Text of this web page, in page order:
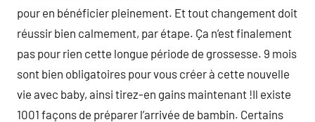
pour en bénéficier pleinement. Et tout changement doit
réussir bien calmement, par étape. Ça n’est finalement
pas pour rien cette longue période de grossesse. 9 mois
sont bien obligatoires pour vous créer à cette nouvelle
vie avec baby, ainsi tirez-en gains maintenant !Il existe
1001 façons de préparer l’arrivée de bambin. Certains